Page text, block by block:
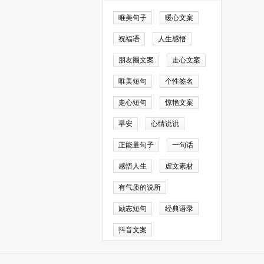
唯美句子 暖心文案
祝福语 人生感悟
朋友圈文案 走心文案
唯美短句 个性签名
走心短句 惊艳文案
早安 心情说说
正能量句子 一句话
感悟人生 虐文素材
有气质的说所
励志短句 经典语录
抖音文案